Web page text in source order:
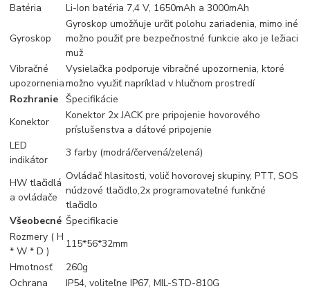
Batéria
Li-Ion batéria 7,4 V, 1650mAh a 3000mAh
Gyroskop
Gyroskop umožňuje určiť polohu zariadenia, mimo iné
možno použiť pre bezpečnostné funkcie ako je ležiaci
muž
Vibračné
upozornenia
Vysielačka podporuje vibračné upozornenia, ktoré
možno využiť napríklad v hlučnom prostredí
Rozhranie Špecifikácie
Konektor
Konektor 2x JACK pre pripojenie hovorového
príslušenstva a dátové pripojenie
LED
indikátor
3 farby (modrá/červená/zelená)
HW tlačidlá
a ovládače
Ovládač hlasitosti, volič hovorovej skupiny, PTT, SOS
núdzové tlačidlo,2x programovateľné funkčné
tlačidlo
Všeobecné Špecifikacie
Rozmery ( H
* W * D )
115*56*32mm
Hmotnosť
260g
Ochrana
IP54, voliteľne IP67, MIL-STD-810G